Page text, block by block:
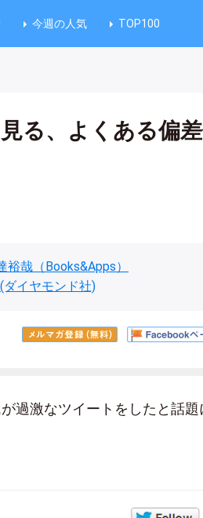
今週の人気 TOP100
る、よくある偏
裕哉（Books&Apps）
イヤモンド社)
過激なツイートをしたと話題